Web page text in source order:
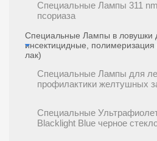
Специальные Лампы 311
псориаза
Специальные Лампы в ловушки
инсектицидные,
лак)
Специальные Лампы для
профилактики желтушных
Специальные
Blacklight Blue черное